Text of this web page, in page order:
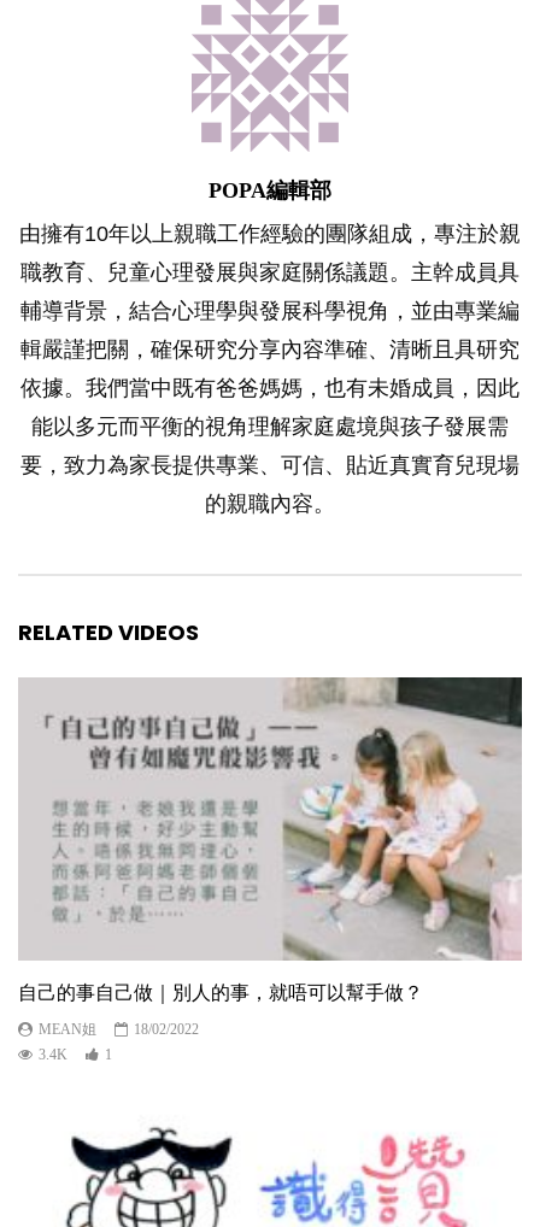
POPA編輯部
由擁有10年以上親職工作經驗的團隊組成，專注於親
職教育、兒童心理發展與家庭關係議題。主幹成員具
輔導背景，結合心理學與發展科學視角，並由專業編
輯嚴謹把關，確保研究分享內容準確、清晰且具研究
依據。我們當中既有爸爸媽媽，也有未婚成員，因此
能以多元而平衡的視角理解家庭處境與孩子發展需
要，致力為家長提供專業、可信、貼近真實育兒現場
的親職內容。
RELATED VIDEOS
自己的事自己做｜別人的事，就唔可以幫手做？
MEAN姐
18/02/2022
3.4K
1